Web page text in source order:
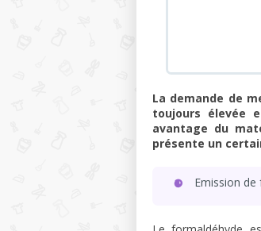
La demande de
toujours élevée
avantage du
présente un
Emission